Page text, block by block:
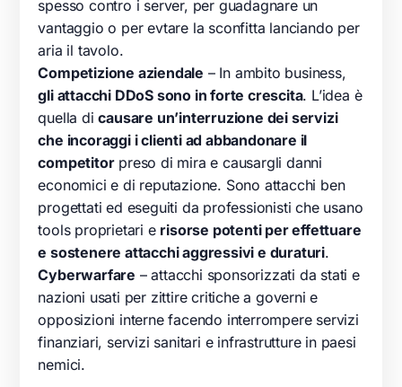
spesso contro i server, per guadagnare un
vantaggio o per evtare la sconfitta lanciando per
aria il tavolo.
Competizione aziendale – In ambito business,
gli attacchi DDoS sono in forte crescita. L’idea è
quella dicausare un’interruzione dei servizi
che incoraggi i clienti ad abbandonare il
competitorpreso di mira e causargli danni
economici e di reputazione. Sono attacchi ben
progettati ed eseguiti da professionisti che usano
tools proprietari e risorse potenti per effettuare
e sostenere attacchi aggressivi e duraturi.
Cyberwarfare – attacchi sponsorizzati da stati e
nazioni usati per zittire critiche a governi e
opposizioni interne facendo interrompere servizi
finanziari, servizi sanitari e infrastrutture in paesi
nemici.